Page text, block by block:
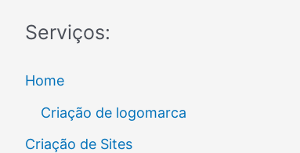
Serviços:
Home
Criação de logomarca
Criação de Sites